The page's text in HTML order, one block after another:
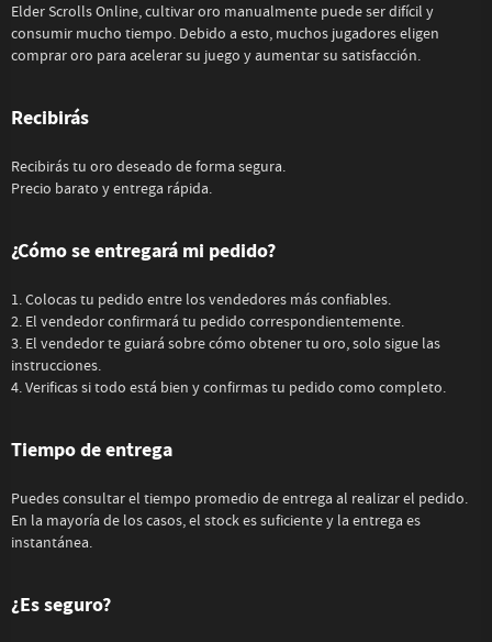
Elder Scrolls Online, cultivar oro manualmente puede ser difícil y
consumir mucho tiempo. Debido a esto, muchos jugadores eligen
comprar oro para acelerar su juego y aumentar su satisfacción.
Recibirás
Recibirás tu oro deseado de forma segura.
Precio barato y entrega rápida.
¿Cómo se entregará mi pedido?
1. Colocas tu pedido entre los vendedores más confiables.
2. El vendedor confirmará tu pedido correspondientemente.
3. El vendedor te guiará sobre cómo obtener tu oro, solo sigue las
instrucciones.
4. Verificas si todo está bien y confirmas tu pedido como completo.
Tiempo de entrega
Puedes consultar el tiempo promedio de entrega al realizar el pedido.
En la mayoría de los casos, el stock es suficiente y la entrega es
instantánea.
¿Es seguro?